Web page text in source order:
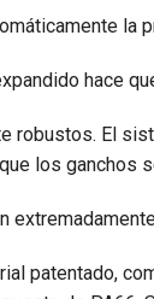
la
hace
robustos. El
los ganchos
patentado,